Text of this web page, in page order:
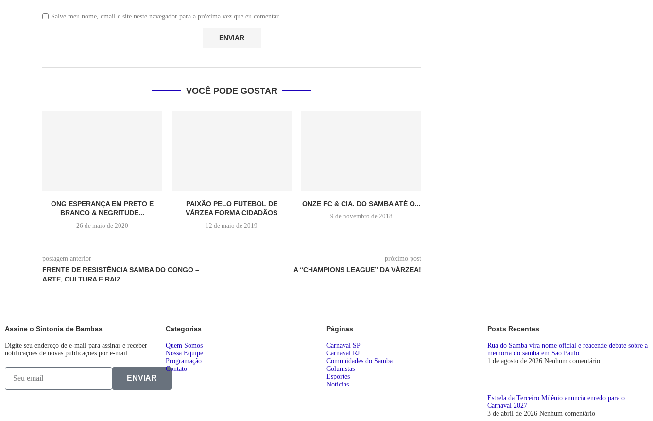
Salve meu nome, email e site neste navegador para a próxima vez que eu comentar.
VOCÊ PODE GOSTAR
ONG ESPERANÇA EM PRETO E
BRANCO & NEGRITUDE...
26 de maio de 2020
PAIXÃO PELO FUTEBOL DE
VÁRZEA FORMA CIDADÃOS
12 de maio de 2019
ONZE FC & CIA. DO SAMBA ATÉ O...
9 de novembro de 2018
postagem anterior
FRENTE DE RESISTÊNCIA SAMBA DO CONGO –
ARTE, CULTURA E RAIZ
próximo post
A “CHAMPIONS LEAGUE” DA VÁRZEA!
Assine o Sintonia de Bambas
Digite seu endereço de e-mail para assinar e receber
notificações de novas publicações por e-mail.
ENVIAR
Categorias
Quem Somos
Nossa Equipe
Programação
Contato
Páginas
Carnaval SP
Carnaval RJ
Comunidades do Samba
Colunistas
Esportes
Noticias
Posts Recentes
Rua do Samba vira nome oficial e reacende debate sobre a
memória do samba em São Paulo
1 de agosto de 2026 Nenhum comentário
Estrela da Terceiro Milênio anuncia enredo para o
Carnaval 2027
3 de abril de 2026 Nenhum comentário